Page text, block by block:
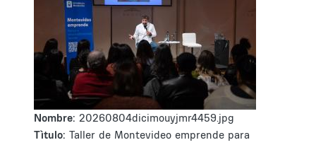
Nombre: 20260804dicimouyjmr4459.jpg
Tìtulo: Taller de Montevideo emprende para